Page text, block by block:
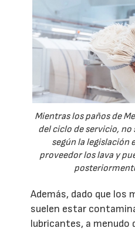
Mientras los paños de
del ciclo de servicio, no
según la legislación
proveedor los lava y
Además, dado que los
suelen estar
lubricantes, a menudo